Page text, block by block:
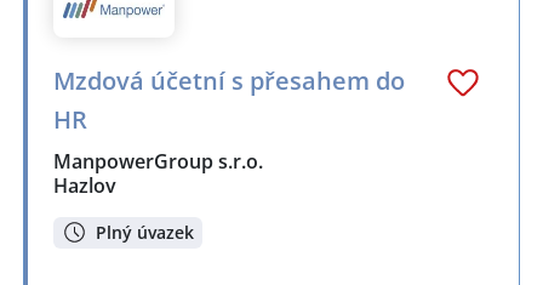
Mzdová účetní s přesahem do
HR
ManpowerGroup s.r.o.
Hazlov
Plný úvazek